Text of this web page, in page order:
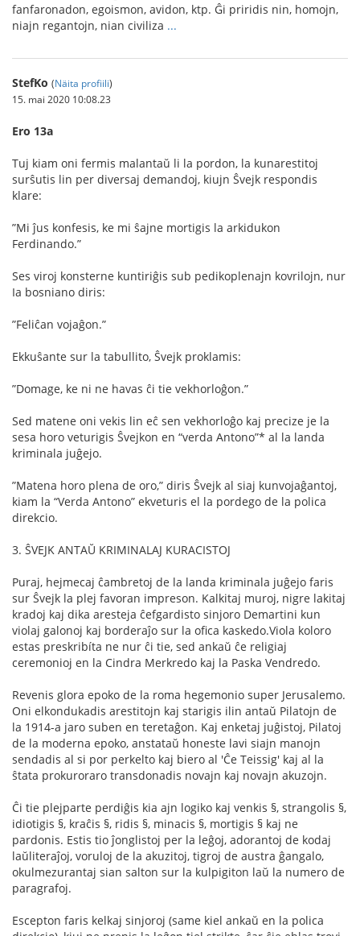
fanfaronadon, egoismon, avidon, ktp. Ĝi priridis nin, homojn,
niajn regantojn, nian civiliza ...
StefKo (Näita profiili)
15. mai 2020 10:08.23
Ero 13a
Tuj kiam oni fermis malantaŭ li la pordon, la kunarestitoj
surŝutis lin per diversaj demandoj, kiujn Ŝvejk respondis
klare:
”Mi ĵus konfesis, ke mi ŝajne mortigis la arkidukon
Ferdinando.”
Ses viroj konsterne kuntiriĝis sub pedikoplenajn kovrilojn, nur
Ia bosniano diris:
”Feliĉan vojaĝon.”
Ekkuŝante sur la tabullito, Ŝvejk proklamis:
”Domage, ke ni ne havas ĉi tie vekhorloĝon.”
Sed matene oni vekis lin eĉ sen vekhorloĝo kaj precize je la
sesa horo veturigis Ŝvejkon en “verda Antono”* al la landa
kriminala juĝejo.
”Matena horo plena de oro,” diris Ŝvejk al siaj kunvojaĝantoj,
kiam la “Verda Antono” ekveturis el la pordego de la polica
direkcio.
3. ŜVEJK ANTAŬ KRIMINALAJ KURACISTOJ
Puraj, hejmecaj ĉambretoj de la landa kriminala juĝejo faris
sur Ŝvejk la plej favoran impreson. Kalkitaj muroj, nigre lakitaj
kradoj kaj dika aresteja ĉefgardisto sinjoro Demartini kun
violaj galonoj kaj borderaĵo sur la oﬁca kaskedo.Viola koloro
estas preskribíta ne nur ĉi tie, sed ankaŭ ĉe religiaj
ceremonioj en la Cindra Merkredo kaj la Paska Vendredo.
Revenis glora epoko de la roma hegemonio super Jerusalemo.
Oni elkondukadis arestitojn kaj starigis ilin antaŭ Pilatojn de
la 1914-a jaro suben en teretaĝon. Kaj enketaj juĝistoj, Pilatoj
de la moderna epoko, anstataŭ honeste lavi siajn manojn
sendadis al si por perkelto kaj biero al 'Ĉe Teissig' kaj al la
ŝtata prokuroraro transdonadis novajn kaj novajn akuzojn.
Ĉi tie plejparte perdiĝis kia ajn logiko kaj venkis §, strangolis §,
idiotigis §, kraĉis §, ridis §, minacis §, mortigis § kaj ne
pardonis. Estis tio ĵonglistoj per la leĝoj, adorantoj de kodaj
laŭliteraĵoj, voruloj de la akuzitoj, tigroj de austra ĝangalo,
okulmezurantaj sian salton sur la kulpigiton laŭ la numero de
paragrafoj.
Escepton faris kelkaj sinjoroj (same kiel ankaŭ en la polica